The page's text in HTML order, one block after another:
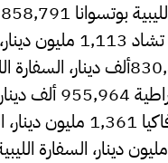
السفارة الليبية تشاد
جزر القمر 830,420ألف دينار،
الكونغو
جمهورية سلوفاكيا 1,361
روسيا 2,417 مليون دينار،